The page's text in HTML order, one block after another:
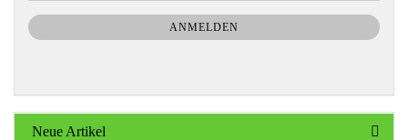
NEWSLETTER-
ANMELDUNG
ANMELDEN
Neue Artikel